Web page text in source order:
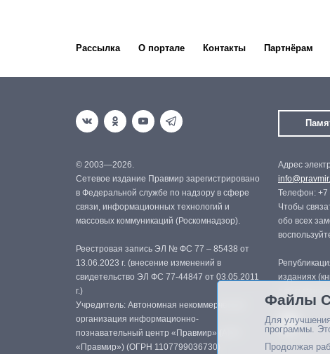
Рассылка О портале Контакты Партнёрам
© 2003—2026.
Сетевое издание Правмир зарегистрировано
в Федеральной службе по надзору в сфере
связи, информационных технологий и
массовых коммуникаций (Роскомнадзор).
Реестровая запись ЭЛ № ФС 77 – 85438 от
13.06.2023 г. (внесение изменений в
свидетельство ЭЛ ФС 77-44847 от 03.05.2011
г.)
Учредитель: Автономная некоммерческая
организация информационно-
познавательный центр «Правмир» (АНО
«Правмир») (ОГРН 1107799036730)
Адрес
Телефон: +7
Чтобы
обо всех
изданиях
Файлы
Для
программы.
Продолжая